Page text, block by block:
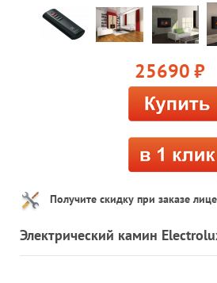
25690 руб.
Получите скидку при заказе
Электрический камин